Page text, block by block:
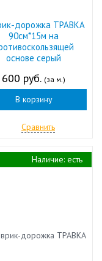
дорожка ТРАВКА
90см*15м на
основе серый
600 руб. (за м.)
В корзину
Сравнить
Наличие: есть